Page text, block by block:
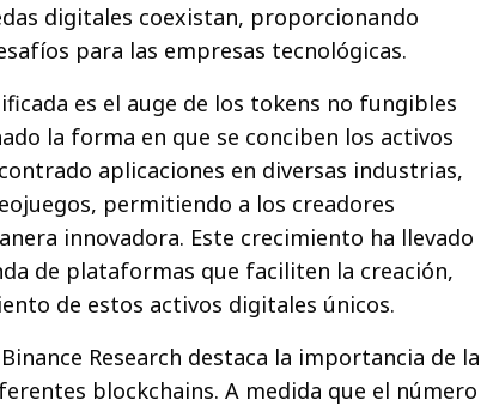
digitales coexistan, proporcionando
para las empresas tecnológicas.
es el auge de los tokens no fungibles
la forma en que se conciben los activos
aplicaciones en diversas industrias,
permitiendo a los creadores
innovadora. Este crecimiento ha llevado
de plataformas que faciliten la creación,
de estos activos digitales únicos.
Research destaca la importancia de la
blockchains. A medida que el número